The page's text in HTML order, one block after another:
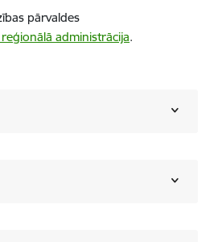
pārvaldes
administrācija.